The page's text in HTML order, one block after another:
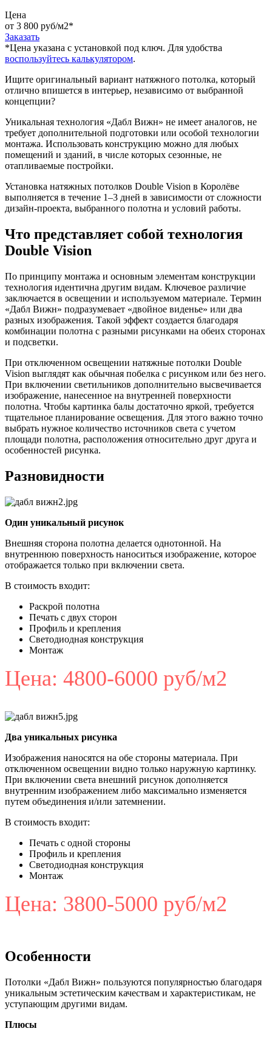
Цена
от 3 800 руб/м2*
Заказать
*Цена указана c установкой под ключ. Для удобства
воспользуйтесь калькулятором.
Ищите оригинальный вариант натяжного потолка, который
отлично впишется в интерьер, независимо от выбранной
концепции?
Уникальная технология «Дабл Вижн» не имеет аналогов, не
требует дополнительной подготовки или особой технологии
монтажа. Использовать конструкцию можно для любых
помещений и зданий, в числе которых сезонные, не
отапливаемые постройки.
Установка натяжных потолков Double Vision в Королёве
выполняется в течение 1–3 дней в зависимости от сложности
дизайн-проекта, выбранного полотна и условий работы.
Что представляет собой технология
Double Vision
По принципу монтажа и основным элементам конструкции
технология идентична другим видам. Ключевое различие
заключается в освещении и используемом материале. Термин
«Дабл Вижн» подразумевает «двойное виденье» или два
разных изображения. Такой эффект создается благодаря
комбинации полотна с разными рисунками на обеих сторонах
и подсветки.
При отключенном освещении натяжные потолки Double
Vision выглядят как обычная побелка с рисунком или без него.
При включении светильников дополнительно высвечивается
изображение, нанесенное на внутренней поверхности
полотна. Чтобы картинка балы достаточно яркой, требуется
тщательное планирование освещения. Для этого важно точно
выбрать нужное количество источников света с учетом
площади полотна, расположения относительно друг друга и
особенностей рисунка.
Разновидности
Один уникальный рисунок
Внешняя сторона полотна делается однотонной. На
внутреннюю поверхность наноситься изображение, которое
отображается только при включении света.
В стоимость входит:
Раскрой полотна
Печать с двух сторон
Профиль и крепления
Светодиодная конструкция
Монтаж
Цена: 4800-6000 руб/м2
Два уникальных рисунка
Изображения наносятся на обе стороны материала. При
отключенном освещении видно только наружную картинку.
При включении света внешний рисунок дополняется
внутренним изображением либо максимально изменяется
путем объединения и/или затемнении.
В стоимость входит:
Печать с одной стороны
Профиль и крепления
Светодиодная конструкция
Монтаж
Цена: 3800-5000 руб/м2
Особенности
Потолки «Дабл Вижн» пользуются популярностью благодаря
уникальным эстетическим качествам и характеристикам, не
уступающим другими видам.
Плюсы